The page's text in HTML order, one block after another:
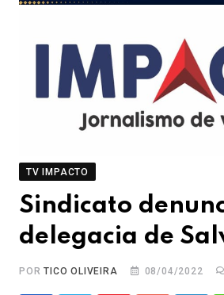
TV IMPACTO
Sindicato
delegacia de
PORTICO OLIVEIRA 08/04/2022